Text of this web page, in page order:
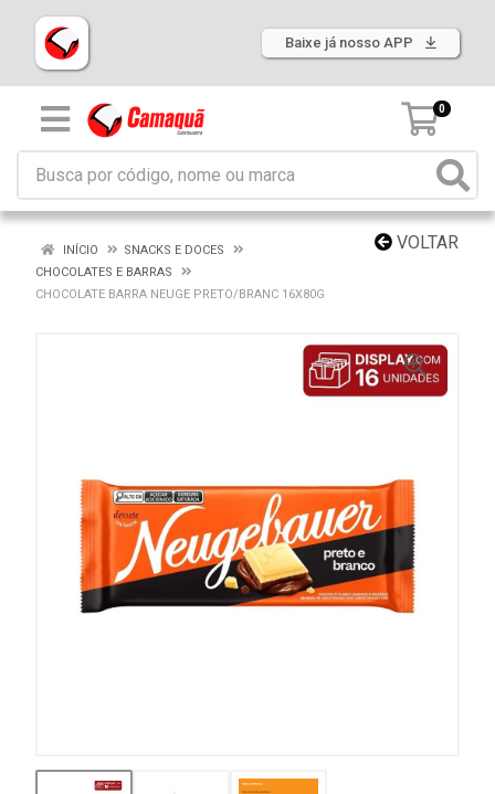
Baixe já nosso APP
0
VOLTAR
INÍCIO
SNACKS E DOCES
CHOCOLATES E BARRAS
CHOCOLATE BARRA NEUGE PRETO/BRANC 16X80G